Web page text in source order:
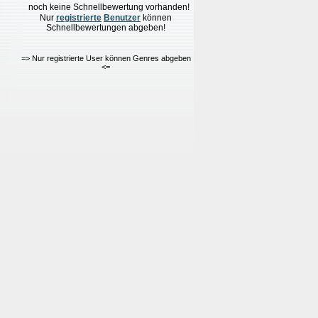
noch keine Schnellbewertung vorhanden!
Nur registrierte Benutzer können
Schnellbewertungen abgeben!
=> Nur registrierte User können Genres abgeben
<=